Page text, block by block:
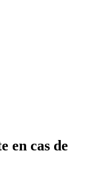
en cas de